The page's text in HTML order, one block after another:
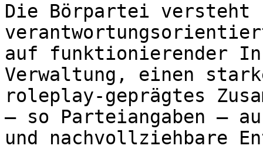
Die Börpartei versteht
auf funktionierender
Verwaltung, einen
roleplay-geprägtes
– so Parteiangaben –
und nachvollziehbare